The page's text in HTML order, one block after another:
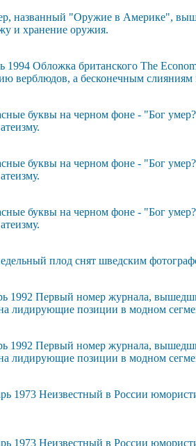
названный "Оружие в Америке",
и хранение оружия.
1994 Обложка британского The
верблюдов, а бесконечным
буквы на черном фоне - "Бог
буквы на черном фоне - "Бог
буквы на черном фоне - "Бог
плод снят шведским
1992 Первый номер журнала,
лидирующие позиции в модном
1992 Первый номер журнала,
лидирующие позиции в модном
1973 Неизвестный в России
1973 Неизвестный в России